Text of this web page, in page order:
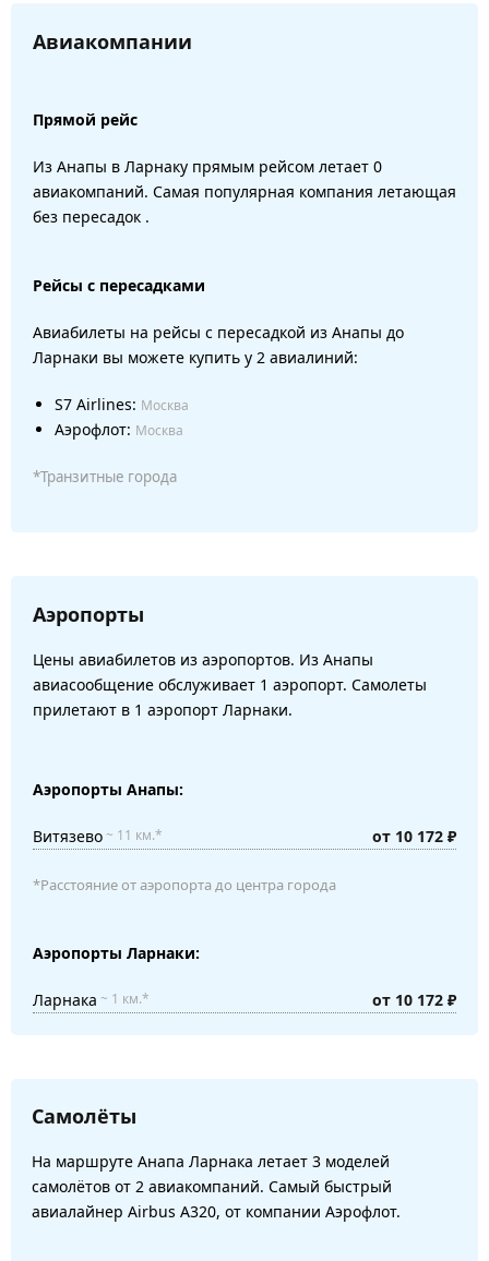
Авиакомпании
Прямой рейс
Из Анапы в Ларнаку прямым рейсом летает 0
авиакомпаний. Самая популярная компания летающая
без пересадок .
Рейсы с пересадками
Авиабилеты на рейсы с пересадкой из Анапы до
Ларнаки вы можете купить у 2 авиалиний:
S7 Airlines: Москва
Аэрофлот: Москва
*Транзитные города
Аэропорты
Цены авиабилетов из аэропортов. Из Анапы
авиасообщение обслуживает 1 аэропорт. Самолеты
прилетают в 1 аэропорт Ларнаки.
Аэропорты Анапы:
Витязево~ 11 км.* от 10 172 ₽
*Расстояние от аэропорта до центра города
Аэропорты Ларнаки:
Ларнака ~ 1 км.* от 10 172 ₽
Самолёты
На маршруте Анапа Ларнака летает 3 моделей
самолётов от 2 авиакомпаний. Самый быстрый
авиалайнер Airbus A320, от компании Аэрофлот.